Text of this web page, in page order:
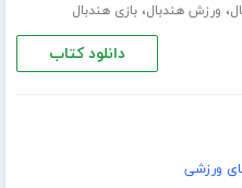
، ورزش هندبال،بازی هندبال
دانلود کتاب
ورزشی